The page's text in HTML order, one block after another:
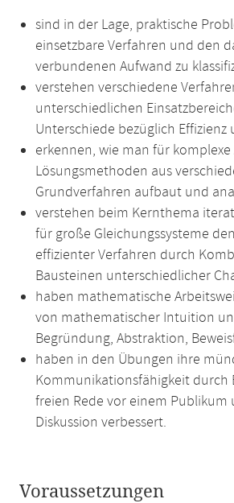
sind in der Lage, praktische
einsetzbare Verfahren und den
verbundenen Aufwand zu
verstehen verschiedene
unterschiedlichen
Unterschiede bezüglich Effizienz
erkennen, wie man für komplexe
Lösungsmethoden aus
Grundverfahren aufbaut und
verstehen beim Kernthema
für große Gleichungssysteme
effizienter Verfahren durch
Bausteinen unterschiedlicher
haben mathematische
von mathematischer Intuition
Begründung, Abstraktion,
haben in den Übungen ihre
Kommunikationsfähigkeit durch
freien Rede vor einem Publikum
Diskussion verbessert.
Voraussetzungen